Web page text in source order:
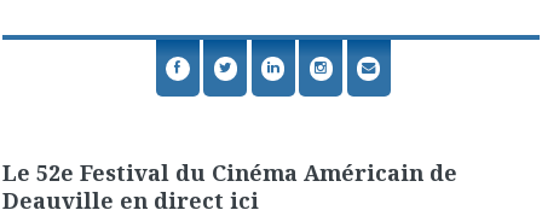
Le 52e Festival du Cinéma Américain de
Deauville en direct ici